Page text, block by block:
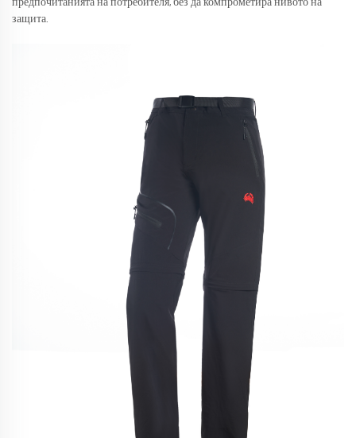
предпочитанията на потребителя, без да компрометира нивото на
защита.